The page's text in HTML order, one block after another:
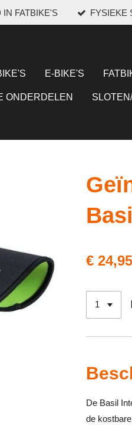
FATBIKE'S FYSIEKE
E-BIKE'S
ONDERDELEN
€ 24,95
De Basil
de